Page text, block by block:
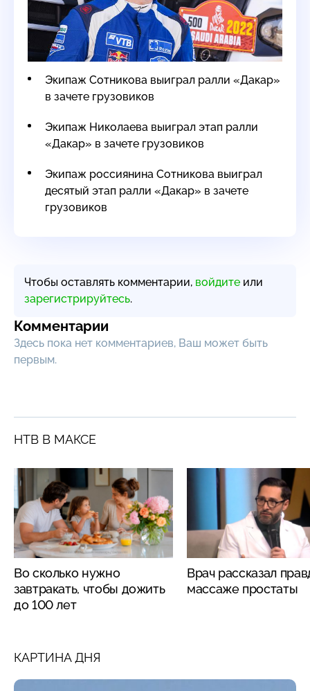
Экипаж Сотникова выиграл ралли «Дакар»
в зачете грузовиков
Экипаж Николаева выиграл этап ралли
«Дакар» в зачете грузовиков
Экипаж россиянина Сотникова выиграл
десятый этап ралли «Дакар» в зачете
грузовиков
Чтобы оставлять комментарии, войдите или
зарегистрируйтесь.
Комментарии
Здесь пока нет комментариев, Ваш может быть
первым.
НТВ В МАКСЕ
Во сколько нужно
завтракать, чтобы дожить
до 100 лет
Врач рассказал
массаже простаты
КАРТИНА ДНЯ